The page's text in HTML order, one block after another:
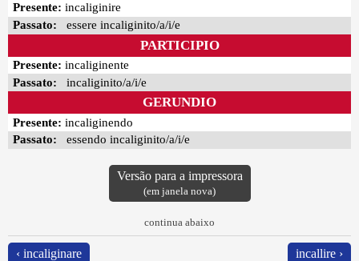
Presente: incaliginire
Passato: essere incaliginito/a/i/e
PARTICIPIO
Presente: incaliginente
Passato: incaliginito/a/i/e
GERUNDIO
Presente: incaliginendo
Passato: essendo incaliginito/a/i/e
Versão para a impressora
(em janela nova)
continua abaixo
‹ incaliginare incallire ›